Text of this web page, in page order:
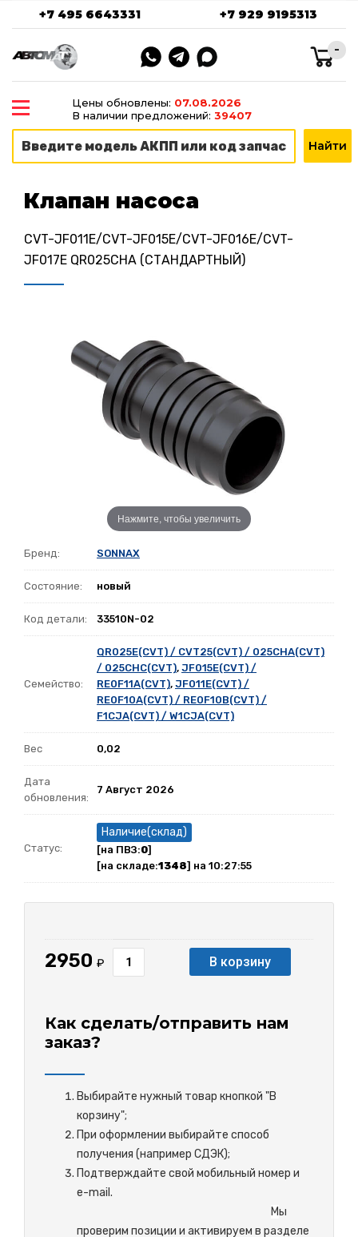
+7 495 6643331 +7 929 9195313
-
Цены обновлены: 07.08.2026
В наличии предложений: 39407
Клапан насоса
CVT-JF011E/CVT-JF015E/CVT-JF016E/CVT-
JF017E QR025CHA (СТАНДАРТНЫЙ)
Нажмите, чтобы увеличить
Бренд: SONNAX
Состояние: новый
Код детали: 33510N-02
Семейство:
QR025E(CVT) / CVT25(CVT) / 025CHA(CVT)
/ 025CHC(CVT), JF015E(CVT) /
RE0F11A(CVT), JF011E(CVT) /
RE0F10A(CVT) / RE0F10B(CVT) /
F1CJA(CVT) / W1CJA(CVT)
Вес 0,02
Дата
обновления:
7 Август 2026
Статус:
Наличие(склад)
[на ПВЗ:0]
[на складе:1348] на 10:27:55
2950 ₽ В корзину
Как сделать/отправить нам
заказ?
Выбирайте нужный товар кнопкой "В
корзину";
При оформлении выбирайте способ
получения (например СДЭК);
Подтверждайте свой мобильный номер и
e-mail.
Мы
проверим позиции и активируем в разделе